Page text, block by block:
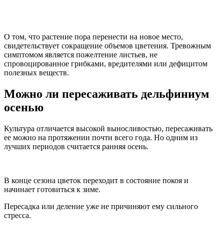
О том, что растение пора перенести на новое место,
свидетельствует сокращение объемов цветения. Тревожным
симптомом является пожелтение листьев, не
спровоцированное грибками, вредителями или дефицитом
полезных веществ.
Можно ли пересаживать дельфиниум
осенью
Культура отличается высокой выносливостью, пересаживать
ее можно на протяжении почти всего года. Но одним из
лучших периодов считается ранняя осень.
В конце сезона цветок переходит в состояние покоя и
начинает готовиться к зиме.
Пересадка или деление уже не причиняют ему сильного
стресса.